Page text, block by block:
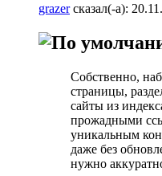
grazerсказал(-а):
Собственно,
страницы,
сайты из
прожадными
уникальным
даже без
нужно